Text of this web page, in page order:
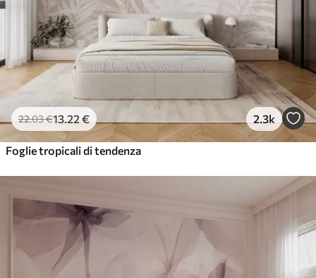
22.03€13 .22 € 2.3k
Foglie tropicali di tendenza